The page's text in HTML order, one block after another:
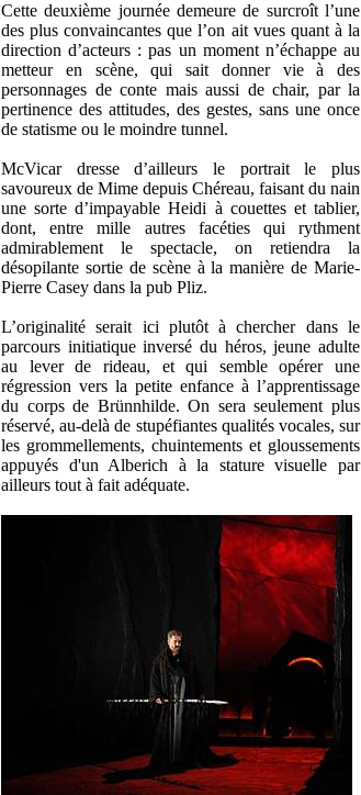
Cette deuxième journée demeure de surcroît l’une
des plus convaincantes que l’on ait vues quant à la
direction d’acteurs : pas un moment n’échappe au
metteur en scène, qui sait donner vie à des
personnages de conte mais aussi de chair, par la
pertinence des attitudes, des gestes, sans une once
de statisme ou le moindre tunnel.
McVicar dresse d’ailleurs le portrait le plus
savoureux de Mime depuis Chéreau, faisant du nain
une sorte d’impayable Heidi à couettes et tablier,
dont, entre mille autres facéties qui rythment
admirablement le spectacle, on retiendra la
désopilante sortie de scène à la manière de Marie-
Pierre Casey dans la pub Pliz.
L’originalité serait ici plutôt à chercher dans le
parcours initiatique inversé du héros, jeune adulte
au lever de rideau, et qui semble opérer une
régression vers la petite enfance à l’apprentissage
du corps de Brünnhilde. On sera seulement plus
réservé, au-delà de stupéfiantes qualités vocales, sur
les grommellements, chuintements et gloussements
appuyés d'un Alberich à la stature visuelle par
ailleurs tout à fait adéquate.